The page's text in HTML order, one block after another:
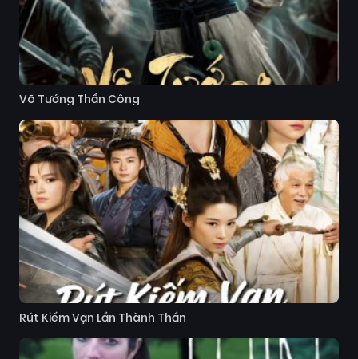
Võ Tướng Thần Công
Rút Kiếm Vạn Lần Thành Thần